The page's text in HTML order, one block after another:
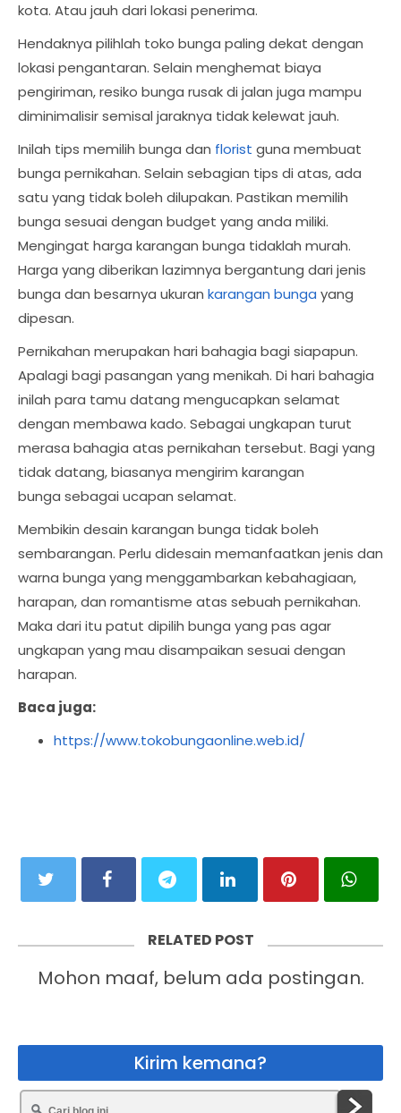
kota. Atau jauh dari lokasi penerima.
Hendaknya pilihlah toko bunga paling dekat dengan
lokasi pengantaran. Selain menghemat biaya
pengiriman, resiko bunga rusak di jalan juga mampu
diminimalisir semisal jaraknya tidak kelewat jauh.
Inilah tips memilih bunga dan florist guna membuat
bunga pernikahan. Selain sebagian tips di atas, ada
satu yang tidak boleh dilupakan. Pastikan memilih
bunga sesuai dengan budget yang anda miliki.
Mengingat harga karangan bunga tidaklah murah.
Harga yang diberikan lazimnya bergantung dari jenis
bunga dan besarnya ukuran karangan bunga yang
dipesan.
Pernikahan merupakan hari bahagia bagi siapapun.
Apalagi bagi pasangan yang menikah. Di hari bahagia
inilah para tamu datang mengucapkan selamat
dengan membawa kado. Sebagai ungkapan turut
merasa bahagia atas pernikahan tersebut. Bagi yang
tidak datang, biasanya mengirim karangan
bunga sebagai ucapan selamat.
Membikin desain karangan bunga tidak boleh
sembarangan. Perlu didesain memanfaatkan jenis dan
warna bunga yang menggambarkan kebahagiaan,
harapan, dan romantisme atas sebuah pernikahan.
Maka dari itu patut dipilih bunga yang pas agar
ungkapan yang mau disampaikan sesuai dengan
harapan.
Baca juga:
https://www.tokobungaonline.web.id/
RELATED POST
Mohon maaf, belum ada postingan.
Kirim kemana?